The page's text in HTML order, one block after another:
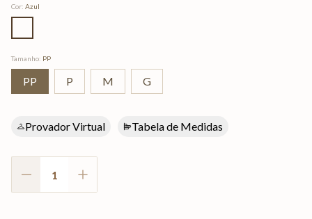
Cor: Azul
Tamanho: PP
PP P M G
Provador Virtual Tabela de Medidas